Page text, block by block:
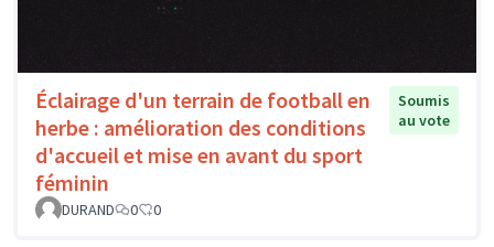
Éclairage d'un terrain de football en
herbe : amélioration des conditions
d'accueil et mise en avant du sport
féminin
Soumis
au vote
DURAND 0 0